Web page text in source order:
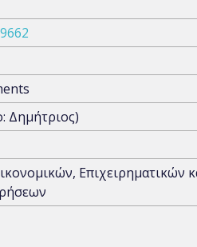
Δημήτριος)
Επιχειρηματικών